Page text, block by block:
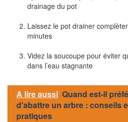
drainage du pot
Laissez le pot drainer
minutes
Videz la soucoupe pour éviter
dans l’eau stagnante
A lire aussi Quand est-il
d'abattre un arbre : conseils
pratiques